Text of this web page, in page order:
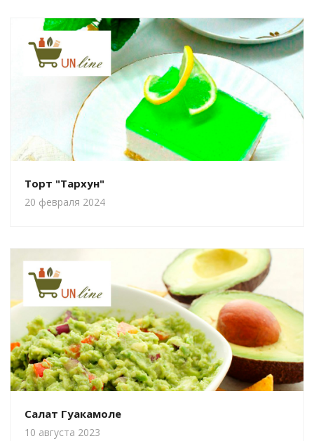
Торт "Тархун"
20 февраля 2024
Салат Гуакамоле
10 августа 2023